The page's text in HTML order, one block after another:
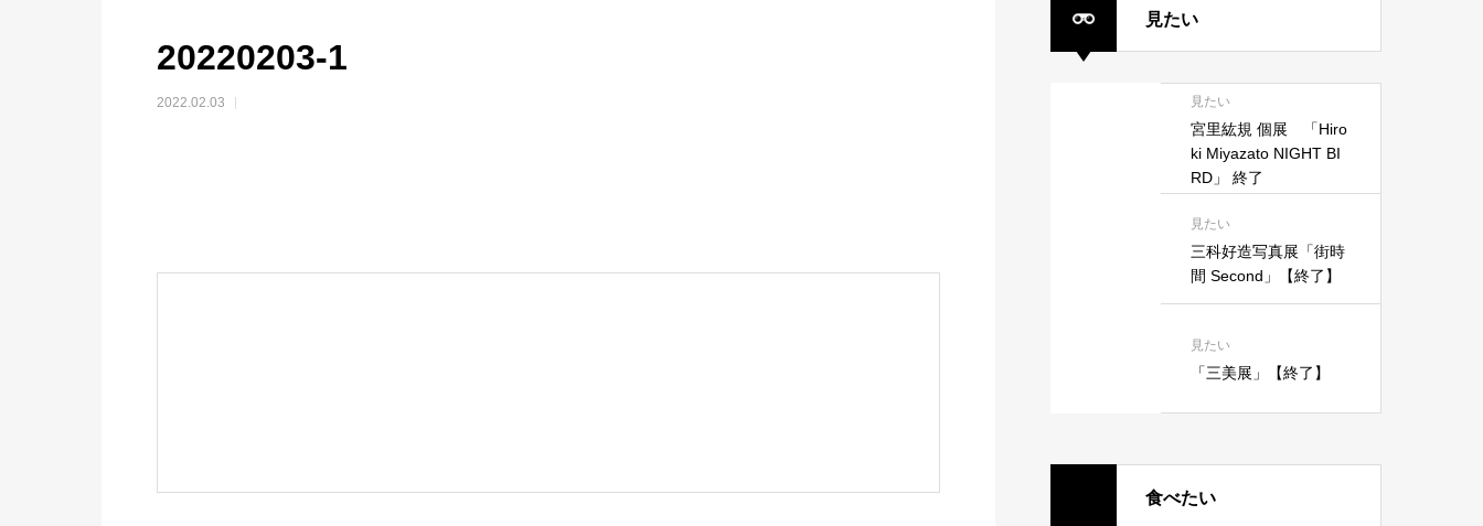
20220203-1
2022.02.03
見たい
見たい
宮里紘規 個展 「Hiro
ki Miyazato NIGHT BI
RD」 終了
見たい
三科好造写真展「街時
間 Second」【終了】
見たい
「三美展」【終了】
食べたい